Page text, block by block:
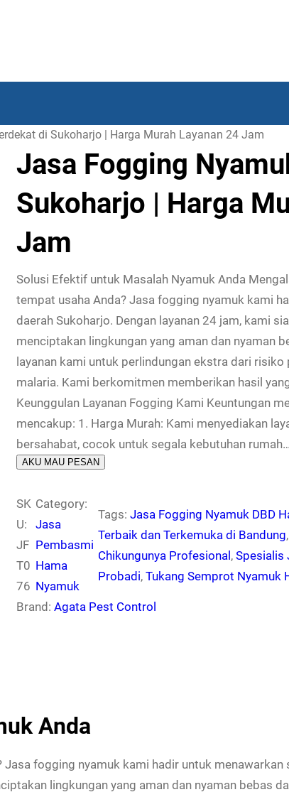
di Sukoharjo | Harga Murah Layanan 24 Jam
Jasa Fogging
Sukoharjo | Harga
Jam
Solusi Efektif untuk Masalah Nyamuk Anda
tempat usaha Anda? Jasa fogging nyamuk kami
daerah Sukoharjo. Dengan layanan 24 jam, kami
menciptakan lingkungan yang aman dan nyaman
layanan kami untuk perlindungan ekstra dari
malaria. Kami berkomitmen memberikan hasil
Keunggulan Layanan Fogging Kami Keuntungan
mencakup: 1. Harga Murah: Kami menyediakan
bersahabat, cocok untuk segala kebutuhan rumah…
AKU MAU PESAN
SK
U:
JF
T0
76
Category:
Jasa
Pembasmi
Hama
Nyamuk
Tags:Jasa Fogging Nyamuk DBD
Terbaik dan Terkemuka di Bandung
Chikungunya Profesional, Spesialis
Probadi, Tukang Semprot Nyamuk
Brand: Agata Pest Control
Anda
fogging nyamuk kami hadir untuk
lingkungan yang aman dan nyaman bebas